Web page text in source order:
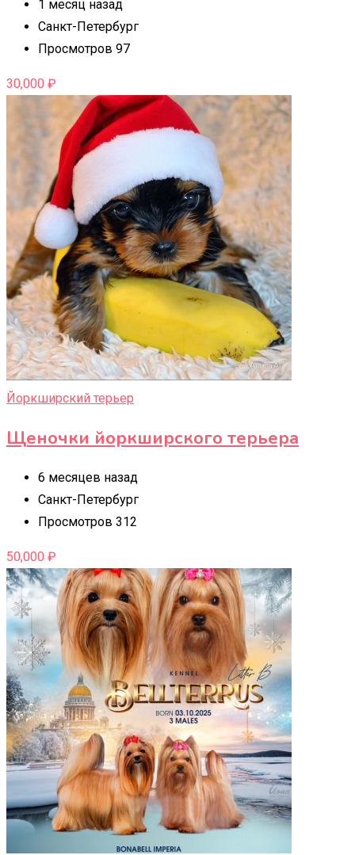
1 месяц назад
Санкт-Петербург
Просмотров 97
30,000 ₽
Йоркширский терьер
Щеночки йоркширского терьера
6 месяцев назад
Санкт-Петербург
Просмотров 312
50,000 ₽